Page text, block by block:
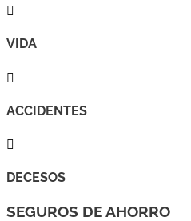

VIDA

ACCIDENTES

DECESOS
SEGUROS DE AHORRO